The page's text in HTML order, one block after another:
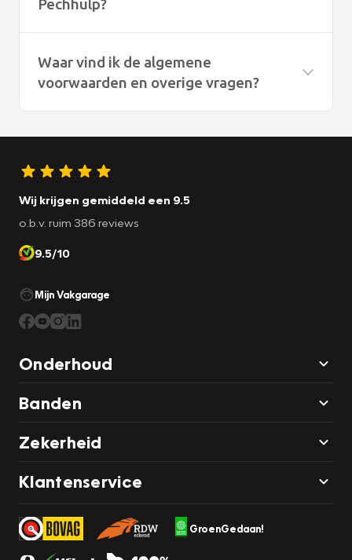
Pechhulp?
Waar vind ik de algemene
voorwaarden en overige vragen?
Onze algemene voorwaarden vindt uhier
Wij krijgen gemiddeld een 9.5
o.b.v. ruim 386 reviews
9.5/10
Mijn Vakgarage
Onderhoud
Banden
Zekerheid
Klantenservice
GroenGedaan!